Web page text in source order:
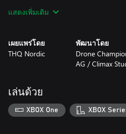
- Earn and unlock over 60 drone skins
แสดงเพิ่มเติม
เผยแพร่โดย
THQ Nordic
พัฒนาโดย
Drone
AG / Climax
เล่นด้วย
XBOX One XBOX